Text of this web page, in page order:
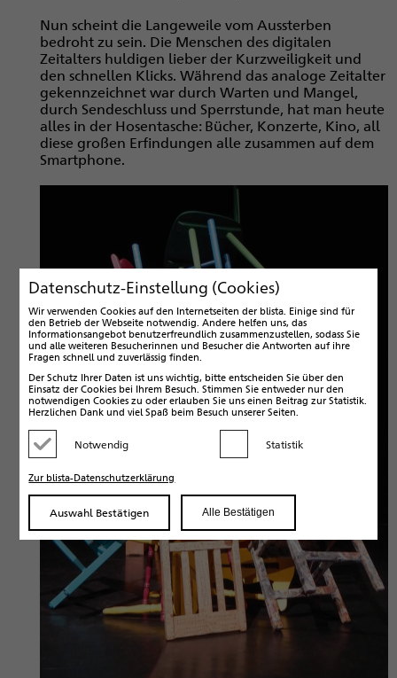
Nun scheint die Langeweile vom Aussterben
bedroht zu sein. Die Menschen des digitalen
Zeitalters huldigen lieber der Kurzweiligkeit und
den schnellen Klicks. Während das analoge Zeitalter
gekennzeichnet war durch Warten und Mangel,
durch Sendeschluss und Sperrstunde, hat man heute
alles in der Hosentasche: Bücher, Konzerte, Kino, all
diese großen Erfindungen alle zusammen auf dem
Smartphone.
Datenschutz-Einstellung (Cookies)
Wir verwenden Cookies auf den Internetseiten der blista. Einige sind für
den Betrieb der Webseite notwendig. Andere helfen uns, das
Informationsangebot benutzerfreundlich zusammenzustellen, sodass Sie
und alle weiteren Besucherinnen und Besucher die Antworten auf ihre
Fragen schnell und zuverlässig finden.
Der Schutz Ihrer Daten ist uns wichtig, bitte entscheiden Sie über den
Einsatz der Cookies bei Ihrem Besuch. Stimmen Sie entweder nur den
notwendigen Cookies zu oder erlauben Sie uns einen Beitrag zur Statistik.
Herzlichen Dank und viel Spaß beim Besuch unserer Seiten.
Notwendig Statistik
Zur blista-Datenschutzerklärung
Auswahl Bestätigen Alle Bestätigen